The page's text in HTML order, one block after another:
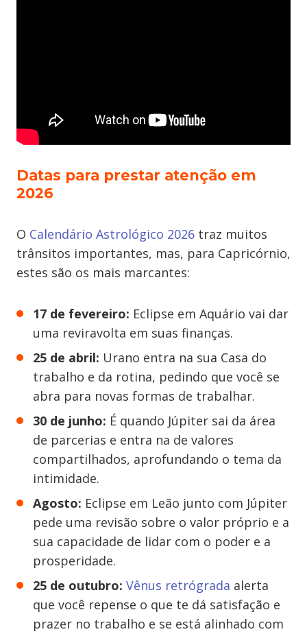
Datas para prestar atenção em
2026
O Calendário Astrológico 2026 traz muitos
trânsitos importantes, mas, para Capricórnio,
estes são os mais marcantes:
17 de fevereiro: Eclipse em Aquário vai dar
uma reviravolta em suas finanças.
25 de abril: Urano entra na sua Casa do
trabalho e da rotina, pedindo que você se
abra para novas formas de trabalhar.
30 de junho: É quando Júpiter sai da área
de parcerias e entra na de valores
compartilhados, aprofundando o tema da
intimidade.
Agosto: Eclipse em Leão junto com Júpiter
pede uma revisão sobre o valor próprio e a
sua capacidade de lidar com o poder e a
prosperidade.
25 de outubro: Vênus retrógrada alerta
que você repense o que te dá satisfação e
prazer no trabalho e se está alinhado com